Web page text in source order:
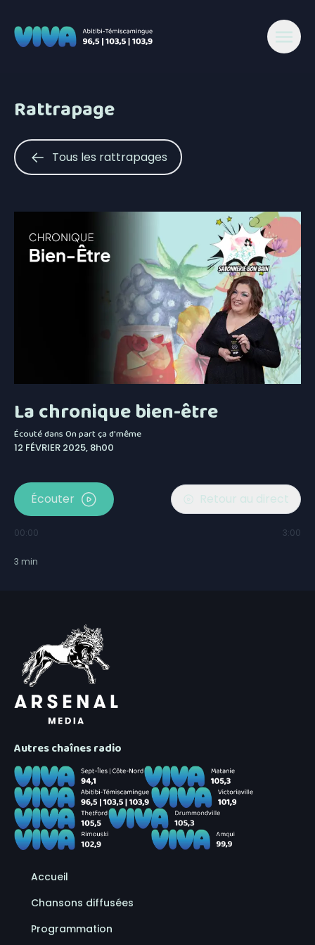
Rattrapage
Tous les rattrapages
La chronique bien-être
Écouté dansOn part ça d'même
12 FÉVRIER 2025, 8h00
Écouter Retour au direct
00:00 3:00
3 min
Autres chaînes radio
Accueil
Chansons diffusées
Programmation